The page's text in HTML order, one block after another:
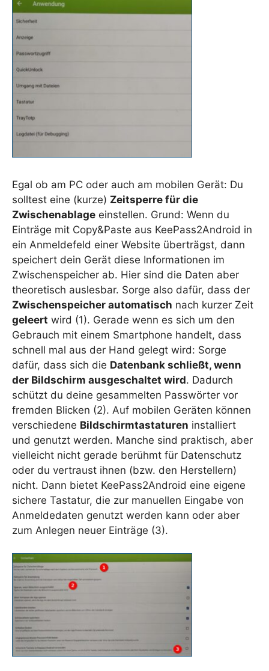
Egal ob am PC oder auch am mobilen Gerät: Du
solltest eine (kurze) Zeitsperre für die
Zwischenablage einstellen. Grund: Wenn du
Einträge mit Copy&Paste aus KeePass2Android in
ein Anmeldefeld einer Website überträgst, dann
speichert dein Gerät diese Informationen im
Zwischenspeicher ab. Hier sind die Daten aber
theoretisch auslesbar. Sorge also dafür, dass der
Zwischenspeicher automatisch nach kurzer Zeit
geleert wird (1). Gerade wenn es sich um den
Gebrauch mit einem Smartphone handelt, dass
schnell mal aus der Hand gelegt wird: Sorge
dafür, dass sich die Datenbank schließt, wenn
der Bildschirm ausgeschaltet wird. Dadurch
schützt du deine gesammelten Passwörter vor
fremden Blicken (2). Auf mobilen Geräten können
verschiedene Bildschirmtastaturen installiert
und genutzt werden. Manche sind praktisch, aber
vielleicht nicht gerade berühmt für Datenschutz
oder du vertraust ihnen (bzw. den Herstellern)
nicht. Dann bietet KeePass2Android eine eigene
sichere Tastatur, die zur manuellen Eingabe von
Anmeldedaten genutzt werden kann oder aber
zum Anlegen neuer Einträge (3).